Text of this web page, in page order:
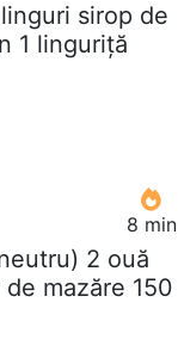
sirop de
1 linguriță
8 min
2 ouă
mazăre 150